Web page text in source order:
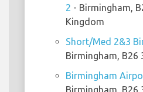
2 - Birmingham,
Kingdom
Short/Med 2&3
Birmingham, B26
Birmingham
Birmingham, B26